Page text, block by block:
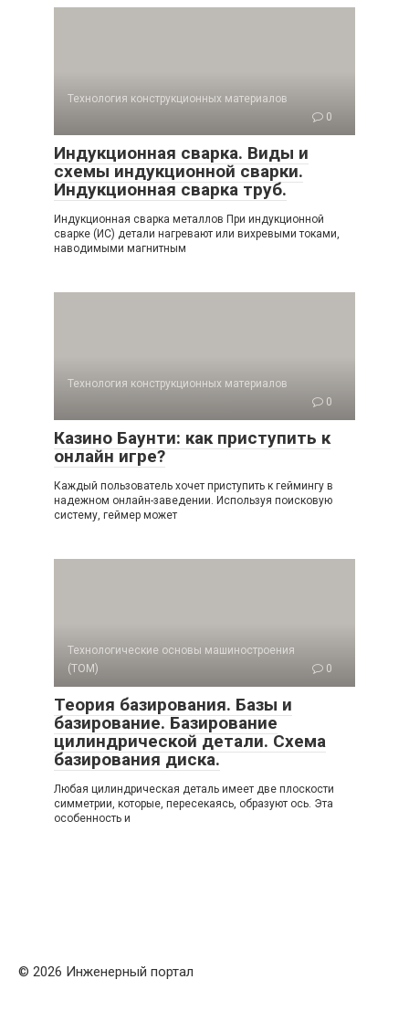
Технология конструкционных материалов
0
Индукционная сварка. Виды и
схемы индукционной сварки.
Индукционная сварка труб.
Индукционная сварка металлов При индукционной
сварке (ИС) детали нагревают или вихревыми токами,
наводимыми магнитным
Технология конструкционных материалов
0
Казино Баунти: как приступить к
онлайн игре?
Каждый пользователь хочет приступить к геймингу в
надежном онлайн-заведении. Используя поисковую
систему, геймер может
Технологические основы машиностроения
(ТОМ)
0
Теория базирования. Базы и
базирование. Базирование
цилиндрической детали. Схема
базирования диска.
Любая цилиндрическая деталь имеет две плоскости
симметрии, которые, пересекаясь, образуют ось. Эта
особенность и
© 2026 Инженерный портал